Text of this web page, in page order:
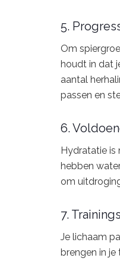
5.
Om
houdt in dat
aantal
passen en
6.
Hydratatie is
hebben
om
7.
Je lichaam
brengen in